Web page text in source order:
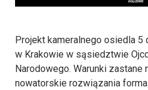
Projekt kameralnego osiedla 5
w Krakowie w sąsiedztwie
Narodowego. Warunki zastane
nowatorskie rozwiązania